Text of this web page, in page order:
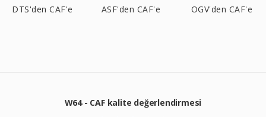
DTS'den CAF'e ASF'den CAF'e OGV'den CAF'e
W64 - CAF kalite değerlendirmesi